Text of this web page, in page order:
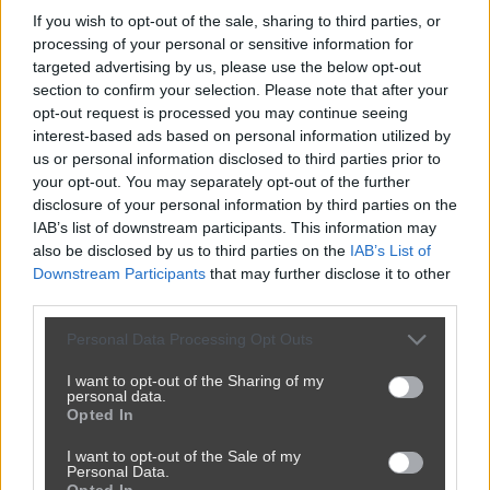
If you wish to opt-out of the sale, sharing to third parties, or
processing of your personal or sensitive information for
targeted advertising by us, please use the below opt-out
section to confirm your selection. Please note that after your
opt-out request is processed you may continue seeing
interest-based ads based on personal information utilized by
us or personal information disclosed to third parties prior to
your opt-out. You may separately opt-out of the further
disclosure of your personal information by third parties on the
IAB’s list of downstream participants. This information may
also be disclosed by us to third parties on the IAB’s List of
Downstream Participants that may further disclose it to other
Personal Data Processing Opt Outs
I want to opt-out of the Sharing of my
personal data.
Opted In
I want to opt-out of the Sale of my
Personal Data.
800 2 Udostępnij
Dentysta za drogi?
przezneo86 — 1 miesiąc temu wgrane.pl
Kategoria: 📦Inne
880 0 Udostępnij
neo86— 2 miesiące temu